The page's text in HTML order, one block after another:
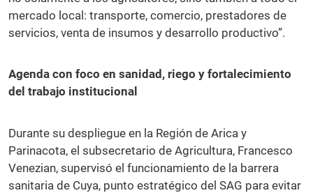
mercado local: transporte, comercio, prestadores de
servicios, venta de insumos y desarrollo productivo”.
Agenda con foco en sanidad, riego y fortalecimiento
del trabajo institucional
Durante su despliegue en la Región de Arica y
Parinacota, el subsecretario de Agricultura, Francesco
Venezian, supervisó el funcionamiento de la barrera
sanitaria de Cuya, punto estratégico del SAG para evitar